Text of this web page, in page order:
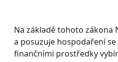
Na základě tohoto zákona
a posuzuje hospodaření
finančními prostředky